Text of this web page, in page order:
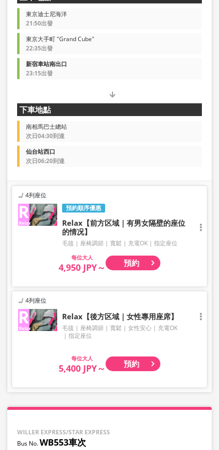
東京迪士尼海洋
21:50出發
東京大手町 "Grand Cube"
22:35出發
新宿車站南出口
23:15出發
下車地點
南相馬巴士總站
次日04:30到達
仙台站西口
次日06:20到達
預約順序優惠
4列座位
Relax【前方区域｜有男女隔壁的座位
的情况】
毛毯 座椅調節 寬鬆 充電OK 指定座位
大人
4,950 JPY～ 預約
4列座位
Relax【後方区域｜女性專用座席】
毛毯 座椅調節 寬鬆 女性安心
充電OK
指定座位
大人
5,400 JPY～ 預約
WILLER EXPRESS/STAR EXPRESS
WB553車次